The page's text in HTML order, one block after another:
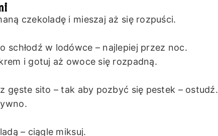
czekoladę i mieszaj aż się rozpuści.
schłodź w lodówce – najlepiej przez noc.
i gotuj aż owoce się rozpadną.
gęste sito – tak aby pozbyć się pestek – ostudź.
– ciągle miksuj.